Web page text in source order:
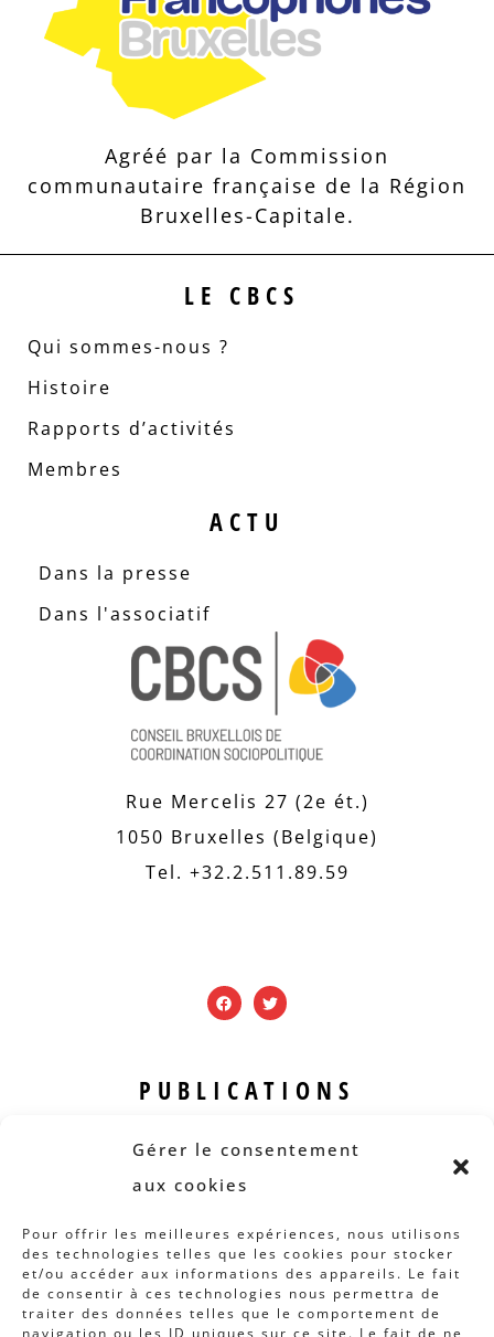
Gérer le consentement
aux cookies
Pour offrir les meilleures expériences, nous utilisons
des technologies telles que les cookies pour stocker
et/ou accéder aux informations des appareils. Le fait
de consentir à ces technologies nous permettra de
traiter des données telles que le comportement de
navigation ou les ID uniques sur ce site. Le fait de ne
Agréé par la Commission
communautaire française de la Région
Bruxelles-Capitale.
LE CBCS
Qui sommes-nous ?
Histoire
Rapports d’activités
Membres
ACTU
Dans la presse
Dans l'associatif
Rue Mercelis 27 (2e ét.)
1050 Bruxelles (Belgique)
Tel. +32.2.511.89.59
PUBLICATIONS
Revue B.I.S.
Rapports et analyses
Articles
AUTRES INFOS
Actions